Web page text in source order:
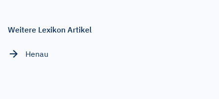
Weitere Lexikon Artikel
Henau